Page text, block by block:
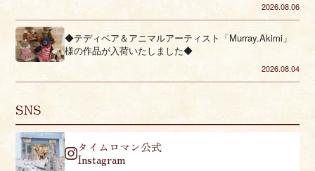
2026.08.06
◆テディベア＆アニマルアーティスト「Murray.Akimi」
様の作品が入荷いたしました◆
2026.08.04
SNS
タイムロマン公式
Instagram